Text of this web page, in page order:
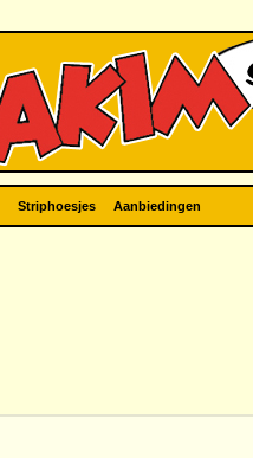
Striphoesjes Aanbiedingen